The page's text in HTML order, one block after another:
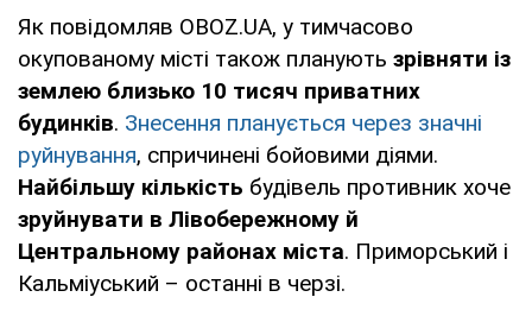
Як повідомляв OBOZ.UA, у тимчасово
окупованому місті також планують зрівняти із
землею близько 10 тисяч приватних
будинків. Знесення планується через значні
руйнування, спричинені бойовими діями.
Найбільшу кількість будівель противник хоче
зруйнувати в Лівобережному й
Центральному районах міста. Приморський і
Кальміуський – останні в черзі.